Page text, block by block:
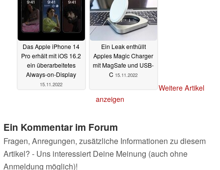
Das Apple iPhone 14
Pro erhält mit iOS 16.2
ein überarbeitetes
Always-on-Display
15.11.2022
Ein Leak enthüllt
Apples Magic Charger
mit MagSafe und USB-
C 15.11.2022
Weitere Artikel
anzeigen
Ein Kommentar im Forum
Fragen, Anregungen, zusätzliche Informationen zu diesem
Artikel? - Uns interessiert Deine Meinung (auch ohne
Anmeldung möglich)!